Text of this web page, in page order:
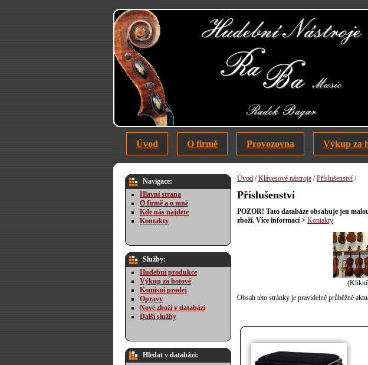
Úvod O firmě Provozovna Výkup za
Navigace:
Hlavní strana
O firmě a o mně
Kde nás najdete
Kontakty
Služby:
Hudební produkce
Výkup za hotové
Komisní prodej
Opravy
Nové zboží v databázi
Další služby
Hledat v databázi:
Úvod /Klávesové nástroje /Příslušenství /
Příslušenství
POZOR! Tato databáze obsahuje jen
zboží. Více informací > Kontakty
Obsah této stránky je pravidelně průběžně